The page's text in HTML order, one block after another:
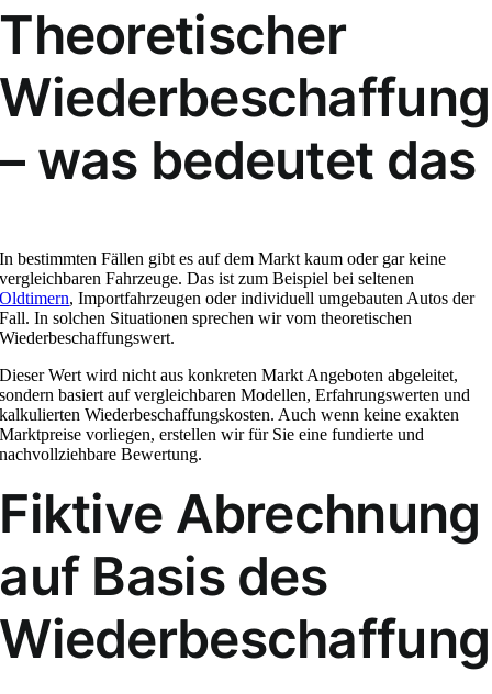
Theoretischer
– was bedeutet das
In bestimmten Fällen gibt es auf dem Markt kaum oder gar keine
vergleichbaren Fahrzeuge. Das ist zum Beispiel bei seltenen
Oldtimern, Importfahrzeugen oder individuell umgebauten Autos der
Fall. In solchen Situationen sprechen wir vom theoretischen
Wiederbeschaffungswert.
Dieser Wert wird nicht aus konkreten Markt Angeboten abgeleitet,
sondern basiert auf vergleichbaren Modellen, Erfahrungswerten und
kalkulierten Wiederbeschaffungskosten. Auch wenn keine exakten
Marktpreise vorliegen, erstellen wir für Sie eine fundierte und
nachvollziehbare Bewertung.
Fiktive Abrechnung
auf Basis des